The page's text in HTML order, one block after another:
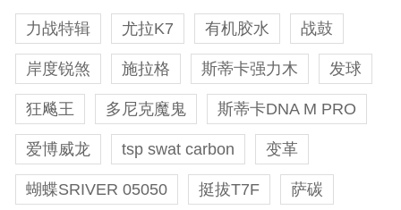
力战特辑 尤拉K7 有机胶水 战鼓
岸度锐煞 施拉格 斯蒂卡强力木 发球
狂飚王 多尼克魔鬼 斯蒂卡DNA M PRO
爱博威龙 tsp swat carbon 变革
蝴蝶SRIVER 05050 挺拔T7F 萨碳